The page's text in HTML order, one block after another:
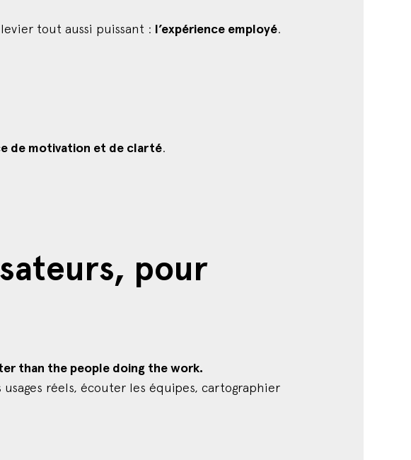
tout aussi puissant : l’expérience employé.
de motivation et de clarté.
pour
than the people doing the work.
réels, écouter les équipes, cartographier